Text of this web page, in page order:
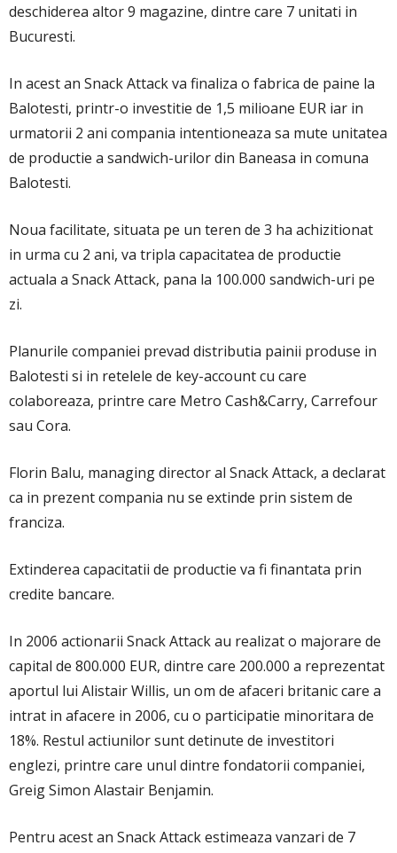
deschiderea altor 9 magazine, dintre care 7 unitati in
Bucuresti.
In acest an Snack Attack va finaliza o fabrica de paine la
Balotesti, printr-o investitie de 1,5 milioane EUR iar in
urmatorii 2 ani compania intentioneaza sa mute unitatea
de productie a sandwich-urilor din Baneasa in comuna
Balotesti.
Noua facilitate, situata pe un teren de 3 ha achizitionat
in urma cu 2 ani, va tripla capacitatea de productie
actuala a Snack Attack, pana la 100.000 sandwich-uri pe
zi.
Planurile companiei prevad distributia painii produse in
Balotesti si in retelele de key-account cu care
colaboreaza, printre care Metro Cash&Carry, Carrefour
sau Cora.
Florin Balu, managing director al Snack Attack, a declarat
ca in prezent compania nu se extinde prin sistem de
franciza.
Extinderea capacitatii de productie va fi finantata prin
credite bancare.
In 2006 actionarii Snack Attack au realizat o majorare de
capital de 800.000 EUR, dintre care 200.000 a reprezentat
aportul lui Alistair Willis, un om de afaceri britanic care a
intrat in afacere in 2006, cu o participatie minoritara de
18%. Restul actiunilor sunt detinute de investitori
englezi, printre care unul dintre fondatorii companiei,
Greig Simon Alastair Benjamin.
Pentru acest an Snack Attack estimeaza vanzari de 7